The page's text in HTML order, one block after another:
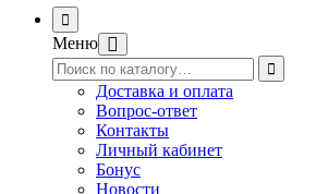
Меню
Доставка и оплата
Вопрос-ответ
Контакты
Личный кабинет
Бонус
Новости